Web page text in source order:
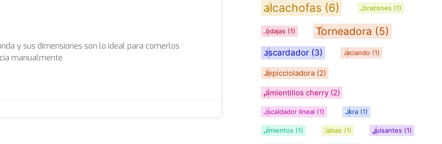
y sus dimensiones son lo ideal para comerlos
manualmente
alcachofas (6) corazones (1)
rodajas (1) Torneadora (5)
escardador (3) vaciando (1)
depiccioladora (2)
pimientillos cherry (2)
escaldador lineal (1) okra (1)
pimientos (1) habas (1) guisantes (1)